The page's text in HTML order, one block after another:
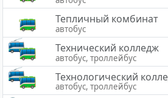
Тепличный комбинат
автобус
Технический колледж
автобус, троллейбус
Технологический
автобус, троллейбус